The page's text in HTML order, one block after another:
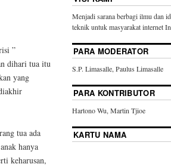
”
dihari tua itu
yang
tua ada
hanya
keharusan,
Menjadi sarana berbagi ilmu dan
teknik untuk masyarakat internet
PARA MODERATOR
S.P. Limasalle, Paulus Limasalle
PARA KONTRIBUTOR
Hartono Wu, Martin Tjioe
KARTU NAMA